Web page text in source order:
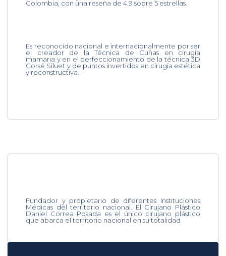
Colombia, con una reseña de 4.9 sobre 5 estrellas.
Es reconocido nacional e internacionalmente por ser
el creador de la Técnica de Cuñas en cirugía
mamaria y en el perfeccionamiento de la técnica 3D
Corsé Siluet y de puntos invertidos en cirugía estética
y reconstructiva.
Fundador y propietario de diferentes Instituciones
Médicas del territorio nacional. El Cirujano Plástico
Daniel Correa Posada es el único cirujano plástico
que abarca el territorio nacional en su totalidad